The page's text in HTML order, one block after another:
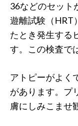
36などのセット
遊離試験（HRT
たとき発生する
す。この検査で
アトピーがよく
があります。プ
膚にしみこませ